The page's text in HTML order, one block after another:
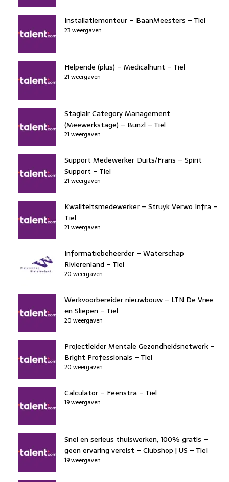
Installatiemonteur – BaanMeesters – Tiel
23 weergaven
Helpende (plus) – Medicalhunt – Tiel
21 weergaven
Stagiair Category Management
(Meewerkstage) – Bunzl – Tiel
21 weergaven
Support Medewerker Duits/Frans – Spirit
Support – Tiel
21 weergaven
Kwaliteitsmedewerker – Struyk Verwo Infra –
Tiel
21 weergaven
Informatiebeheerder – Waterschap
Rivierenland – Tiel
20 weergaven
Werkvoorbereider nieuwbouw – LTN De Vree
en Sliepen – Tiel
20 weergaven
Projectleider Mentale Gezondheidsnetwerk –
Bright Professionals – Tiel
20 weergaven
Calculator – Feenstra – Tiel
19 weergaven
Snel en serieus thuiswerken, 100% gratis –
geen ervaring vereist – Clubshop | US – Tiel
19 weergaven